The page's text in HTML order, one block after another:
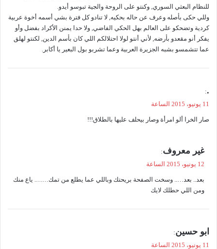
للنظام البعثي السوري, وكنتو على الروحة والجية تبوسو أيدو.
وللي حكى بأصله وعرف عن حاله بحكيه, لا تنادو كل فترة بشي أسمه أخوة عربية
كردية وتضحكو على العالم بهل الحكي الفاضي, ولا حدا يمنن الأكراد بفضل وأو
يفكر أنو مقعدو بأرضه, لأني أنتو لولا احتلالكم اللي كان بأسم الدين, لكنتو لهلق
عما تتشمسو بشبه الجزيرة العربية وعما تشربو بول البعير يا أكابر.
ل
.
:
11 يونيو، 2015 الساعة
صار الخرا ألو امرأة وصار بيحلف عليها بالطلاق!!!
ي
ل
غير معروف:
12 يونيو، 2015 الساعة
بعد.. بعد….. وسخت الصفحة بريحتك وباللي عما يطلع من تمك……. ياع منك
ومن اللي حطلك لايك
يابو حسين:
11 يونيو، 2015 الساعة